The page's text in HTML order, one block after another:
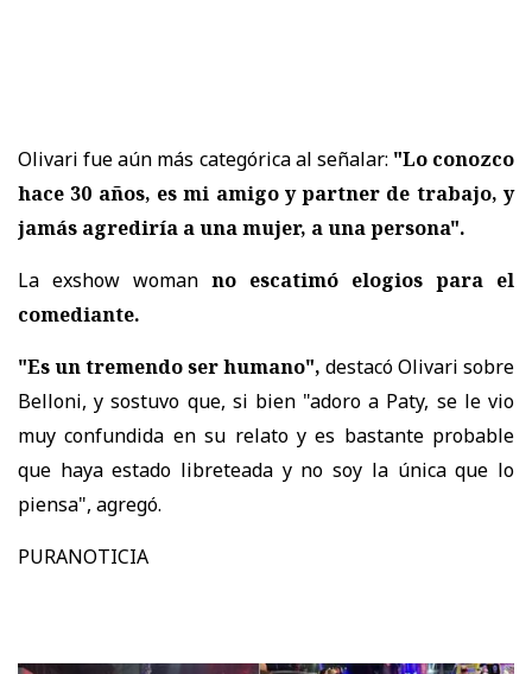
Olivari fue aún más categórica al señalar: "Lo conozco
hace 30 años, es mi amigo y partner de trabajo, y
jamás agrediría a una mujer, a una persona".
La exshow woman no escatimó elogios para el
comediante.
"Es un tremendo ser humano", destacó Olivari sobre
Belloni, y sostuvo que, si bien "adoro a Paty, se le vio
muy confundida en su relato y es bastante probable
que haya estado libreteada y no soy la única que lo
piensa", agregó.
PURANOTICIA